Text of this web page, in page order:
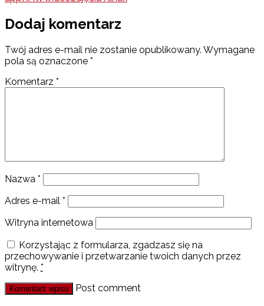
Dodaj komentarz
Twój adres e-mail nie zostanie opublikowany. Wymagane
pola są oznaczone *
Komentarz *
Nazwa *
Adres e-mail *
Witryna internetowa
Korzystając z formularza, zgadzasz się na
przechowywanie i przetwarzanie twoich danych przez
witrynę. *
Post comment